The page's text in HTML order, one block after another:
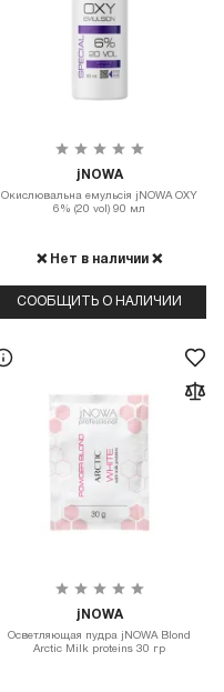
jNOWA
Окислювальна емульсія jNOWA OXY
6% (20 vol) 90 мл
❌ Нет в наличии ❌
СООБЩИТЬ О НАЛИЧИИ
jNOWA
Осветляющая пудра jNOWA Blond
Аrctic Milk proteins 30 гр